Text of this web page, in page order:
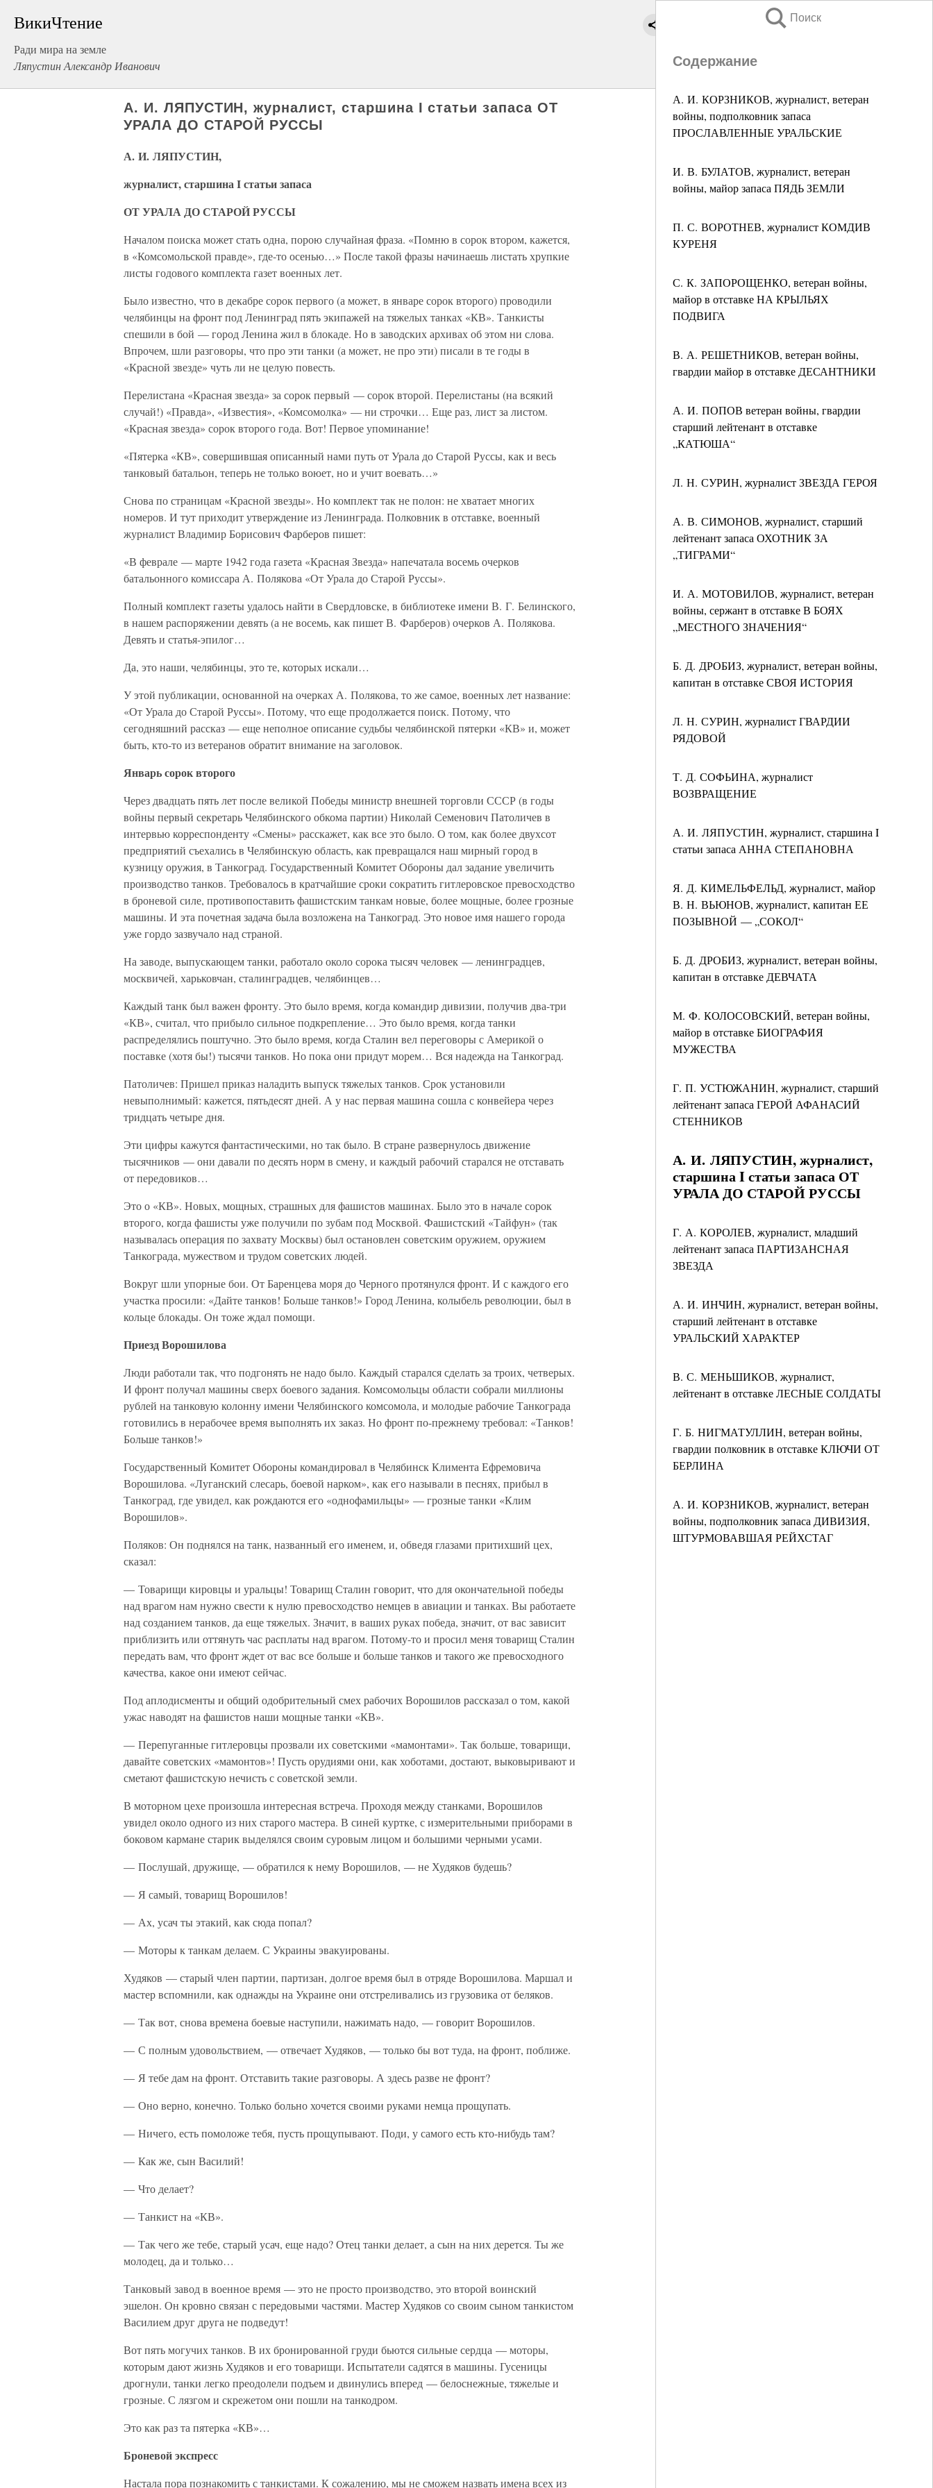
ВикиЧтение
Ради мира на земле
Ляпустин Александр Иванович
Поиск
Содержание
А. И. КОРЗНИКОВ, журналист, ветеран
войны, подполковник запаса
ПРОСЛАВЛЕННЫЕ УРАЛЬСКИЕ
И. В. БУЛАТОВ, журналист, ветеран
войны, майор запаса ПЯДЬ ЗЕМЛИ
П. С. ВОРОТНЕВ, журналист КОМДИВ
КУРЕНЯ
С. К. ЗАПОРОЩЕНКО, ветеран войны,
майор в отставке НА КРЫЛЬЯХ
ПОДВИГА
В. А. РЕШЕТНИКОВ, ветеран войны,
гвардии майор в отставке ДЕСАНТНИКИ
А. И. ПОПОВ ветеран войны, гвардии
старший лейтенант в отставке
„КАТЮША“
Л. Н. СУРИН, журналист ЗВЕЗДА ГЕРОЯ
А. В. СИМОНОВ, журналист, старший
лейтенант запаса ОХОТНИК ЗА
„ТИГРАМИ“
И. А. МОТОВИЛОВ, журналист, ветеран
войны, сержант в отставке В БОЯХ
„МЕСТНОГО ЗНАЧЕНИЯ“
Б. Д. ДРОБИЗ, журналист, ветеран войны,
капитан в отставке СВОЯ ИСТОРИЯ
Л. Н. СУРИН, журналист ГВАРДИИ
РЯДОВОЙ
Т. Д. СОФЬИНА, журналист
ВОЗВРАЩЕНИЕ
А. И. ЛЯПУСТИН, журналист, старшина I
статьи запаса АННА СТЕПАНОВНА
Я. Д. КИМЕЛЬФЕЛЬД, журналист, майор
В. Н. ВЬЮНОВ, журналист, капитан ЕЕ
ПОЗЫВНОЙ — „СОКОЛ“
Б. Д. ДРОБИЗ, журналист, ветеран войны,
капитан в отставке ДЕВЧАТА
М. Ф. КОЛОСОВСКИЙ, ветеран войны,
майор в отставке БИОГРАФИЯ
МУЖЕСТВА
Г. П. УСТЮЖАНИН, журналист, старший
лейтенант запаса ГЕРОЙ АФАНАСИЙ
СТЕННИКОВ
А. И. ЛЯПУСТИН, журналист,
старшина I статьи запаса ОТ
УРАЛА ДО СТАРОЙ РУССЫ
Г. А. КОРОЛЕВ, журналист, младший
лейтенант запаса ПАРТИЗАНСНАЯ
ЗВЕЗДА
А. И. ИНЧИН, журналист, ветеран войны,
старший лейтенант в отставке
УРАЛЬСКИЙ ХАРАКТЕР
В. С. МЕНЬШИКОВ, журналист,
лейтенант в отставке ЛЕСНЫЕ СОЛДАТЫ
Г. Б. НИГМАТУЛЛИН, ветеран войны,
гвардии полковник в отставке КЛЮЧИ ОТ
БЕРЛИНА
А. И. КОРЗНИКОВ, журналист, ветеран
войны, подполковник запаса ДИВИЗИЯ,
ШТУРМОВАВШАЯ РЕЙХСТАГ
А. И. ЛЯПУСТИН, журналист, старшина I статьи запаса ОТ
УРАЛА ДО СТАРОЙ РУССЫ
А. И. ЛЯПУСТИН,
журналист, старшина I статьи запаса
ОТ УРАЛА ДО СТАРОЙ РУССЫ
Началом поиска может стать одна, порою случайная фраза. «Помню в сорок втором, кажется,
в «Комсомольской правде», где-то осенью…» После такой фразы начинаешь листать хрупкие
листы годового комплекта газет военных лет.
Было известно, что в декабре сорок первого (а может, в январе сорок второго) проводили
челябинцы на фронт под Ленинград пять экипажей на тяжелых танках «КВ». Танкисты
спешили в бой — город Ленина жил в блокаде. Но в заводских архивах об этом ни слова.
Впрочем, шли разговоры, что про эти танки (а может, не про эти) писали в те годы в
«Красной звезде» чуть ли не целую повесть.
Перелистана «Красная звезда» за сорок первый — сорок второй. Перелистаны (на всякий
случай!) «Правда», «Известия», «Комсомолка» — ни строчки… Еще раз, лист за листом.
«Красная звезда» сорок второго года. Вот! Первое упоминание!
«Пятерка «КВ», совершившая описанный нами путь от Урала до Старой Руссы, как и весь
танковый батальон, теперь не только воюет, но и учит воевать…»
Снова по страницам «Красной звезды». Но комплект так не полон: не хватает многих
номеров. И тут приходит утверждение из Ленинграда. Полковник в отставке, военный
журналист Владимир Борисович Фарберов пишет:
«В феврале — марте 1942 года газета «Красная Звезда» напечатала восемь очерков
батальонного комиссара А. Полякова «От Урала до Старой Руссы».
Полный комплект газеты удалось найти в Свердловске, в библиотеке имени В. Г. Белинского,
в нашем распоряжении девять (а не восемь, как пишет В. Фарберов) очерков А. Полякова.
Девять и статья-эпилог…
Да, это наши, челябинцы, это те, которых искали…
У этой публикации, основанной на очерках А. Полякова, то же самое, военных лет название:
«От Урала до Старой Руссы». Потому, что еще продолжается поиск. Потому, что
сегодняшний рассказ — еще неполное описание судьбы челябинской пятерки «КВ» и, может
быть, кто-то из ветеранов обратит внимание на заголовок.
Январь сорок второго
Через двадцать пять лет после великой Победы министр внешней торговли СССР (в годы
войны первый секретарь Челябинского обкома партии) Николай Семенович Патоличев в
интервью корреспонденту «Смены» расскажет, как все это было. О том, как более двухсот
предприятий съехались в Челябинскую область, как превращался наш мирный город в
кузницу оружия, в Танкоград. Государственный Комитет Обороны дал задание увеличить
производство танков. Требовалось в кратчайшие сроки сократить гитлеровское превосходство
в броневой силе, противопоставить фашистским танкам новые, более мощные, более грозные
машины. И эта почетная задача была возложена на Танкоград. Это новое имя нашего города
уже гордо зазвучало над страной.
На заводе, выпускающем танки, работало около сорока тысяч человек — ленинградцев,
москвичей, харьковчан, сталинградцев, челябинцев…
Каждый танк был важен фронту. Это было время, когда командир дивизии, получив два-три
«КВ», считал, что прибыло сильное подкрепление… Это было время, когда танки
распределялись поштучно. Это было время, когда Сталин вел переговоры с Америкой о
поставке (хотя бы!) тысячи танков. Но пока они придут морем… Вся надежда на Танкоград.
Патоличев: Пришел приказ наладить выпуск тяжелых танков. Срок установили
невыполнимый: кажется, пятьдесят дней. А у нас первая машина сошла с конвейера через
тридцать четыре дня.
Эти цифры кажутся фантастическими, но так было. В стране развернулось движение
тысячников — они давали по десять норм в смену, и каждый рабочий старался не отставать
от передовиков…
Это о «КВ». Новых, мощных, страшных для фашистов машинах. Было это в начале сорок
второго, когда фашисты уже получили по зубам под Москвой. Фашистский «Тайфун» (так
называлась операция по захвату Москвы) был остановлен советским оружием, оружием
Танкограда, мужеством и трудом советских людей.
Вокруг шли упорные бои. От Баренцева моря до Черного протянулся фронт. И с каждого его
участка просили: «Дайте танков! Больше танков!» Город Ленина, колыбель революции, был в
кольце блокады. Он тоже ждал помощи.
Приезд Ворошилова
Люди работали так, что подгонять не надо было. Каждый старался сделать за троих, четверых.
И фронт получал машины сверх боевого задания. Комсомольцы области собрали миллионы
рублей на танковую колонну имени Челябинского комсомола, и молодые рабочие Танкограда
готовились в нерабочее время выполнять их заказ. Но фронт по-прежнему требовал: «Танков!
Больше танков!»
Государственный Комитет Обороны командировал в Челябинск Климента Ефремовича
Ворошилова. «Луганский слесарь, боевой нарком», как его называли в песнях, прибыл в
Танкоград, где увидел, как рождаются его «однофамильцы» — грозные танки «Клим
Ворошилов».
Поляков: Он поднялся на танк, названный его именем, и, обведя глазами притихший цех,
сказал:
— Товарищи кировцы и уральцы! Товарищ Сталин говорит, что для окончательной победы
над врагом нам нужно свести к нулю превосходство немцев в авиации и танках. Вы работаете
над созданием танков, да еще тяжелых. Значит, в ваших руках победа, значит, от вас зависит
приблизить или оттянуть час расплаты над врагом. Потому-то и просил меня товарищ Сталин
передать вам, что фронт ждет от вас все больше и больше танков и такого же превосходного
качества, какое они имеют сейчас.
Под аплодисменты и общий одобрительный смех рабочих Ворошилов рассказал о том, какой
ужас наводят на фашистов наши мощные танки «КВ».
— Перепуганные гитлеровцы прозвали их советскими «мамонтами». Так больше, товарищи,
давайте советских «мамонтов»! Пусть орудиями они, как хоботами, достают, выковыривают и
сметают фашистскую нечисть с советской земли.
В моторном цехе произошла интересная встреча. Проходя между станками, Ворошилов
увидел около одного из них старого мастера. В синей куртке, с измерительными приборами в
боковом кармане старик выделялся своим суровым лицом и большими черными усами.
— Послушай, дружище, — обратился к нему Ворошилов, — не Худяков будешь?
— Я самый, товарищ Ворошилов!
— Ах, усач ты этакий, как сюда попал?
— Моторы к танкам делаем. С Украины эвакуированы.
Худяков — старый член партии, партизан, долгое время был в отряде Ворошилова. Маршал и
мастер вспомнили, как однажды на Украине они отстреливались из грузовика от беляков.
— Так вот, снова времена боевые наступили, нажимать надо, — говорит Ворошилов.
— С полным удовольствием, — отвечает Худяков, — только бы вот туда, на фронт, поближе.
— Я тебе дам на фронт. Отставить такие разговоры. А здесь разве не фронт?
— Оно верно, конечно. Только больно хочется своими руками немца прощупать.
— Ничего, есть помоложе тебя, пусть прощупывают. Поди, у самого есть кто-нибудь там?
— Как же, сын Василий!
— Что делает?
— Танкист на «КВ».
— Так чего же тебе, старый усач, еще надо? Отец танки делает, а сын на них дерется. Ты же
молодец, да и только…
Танковый завод в военное время — это не просто производство, это второй воинский
эшелон. Он кровно связан с передовыми частями. Мастер Худяков со своим сыном танкистом
Василием друг друга не подведут!
Вот пять могучих танков. В их бронированной груди бьются сильные сердца — моторы,
которым дают жизнь Худяков и его товарищи. Испытатели садятся в машины. Гусеницы
дрогнули, танки легко преодолели подъем и двинулись вперед — белоснежные, тяжелые и
грозные. С лязгом и скрежетом они пошли на танкодром.
Это как раз та пятерка «КВ»…
Броневой экспресс
Настала пора познакомить с танкистами. К сожалению, мы не сможем назвать имена всех из